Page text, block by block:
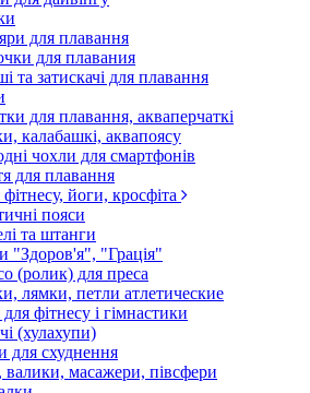
для плавання
для плавания
та затискачі для плавання
для плавання, акваперчаткі
калабашкі, аквапоясу
чохли для смартфонів
для плавання
йоги, кросфіта
пояси
та штанги
"Здоров'я", "Грація"
(ролик) для преса
лямки, петли атлетические
фітнесу і гімнастики
(хулахупи)
для схуднення
валики, масажери, півсфери